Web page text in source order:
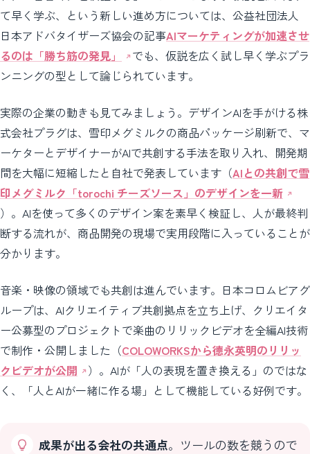
て早く学ぶ、という新しい進め方については、公益社団法人
日本アドバタイザーズ協会の記事AIマーケティングが加速させ
るのは「勝ち筋の発見」
でも、仮説を広く試し早く学ぶプラ
ンニングの型として論じられています。
実際の企業の動きも見てみましょう。デザインAIを手がける株
式会社プラグは、雪印メグミルクの商品パッケージ刷新で、マ
ーケターとデザイナーがAIで共創する手法を取り入れ、開発期
間を大幅に短縮したと自社で発表しています（AIとの共創で雪
印メグミルク「torochi チーズソース」のデザインを一新
）。AIを使って多くのデザイン案を素早く検証し、人が最終判
断する流れが、商品開発の現場で実用段階に入っていることが
分かります。
音楽・映像の領域でも共創は進んでいます。日本コロムビアグ
ループは、AIクリエイティブ共創拠点を立ち上げ、クリエイタ
ー公募型のプロジェクトで楽曲のリリックビデオを全編AI技術
で制作・公開しました（COLOWORKSから德永英明のリリッ
クビデオが公開
）。AIが「人の表現を置き換える」のではな
く、「人とAIが一緒に作る場」として機能している好例です。
成果が出る会社の共通点。ツールの数を競うので